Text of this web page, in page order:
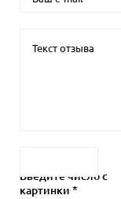
Введите число с
картинки *